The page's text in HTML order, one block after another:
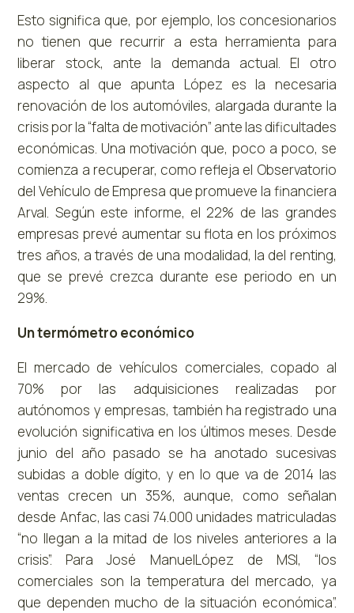
Esto significa que, por ejemplo, los concesionarios
no tienen que recurrir a esta herramienta para
liberar stock, ante la demanda actual. El otro
aspecto al que apunta López es la necesaria
renovación de los automóviles, alargada durante la
crisis por la “falta de motivación” ante las dificultades
económicas. Una motivación que, poco a poco, se
comienza a recuperar, como refleja el Observatorio
del Vehículo de Empresa que promueve la financiera
Arval. Según este informe, el 22% de las grandes
empresas prevé aumentar su flota en los próximos
tres años, a través de una modalidad, la del renting,
que se prevé crezca durante ese periodo en un
29%.
Un termómetro económico
El mercado de vehículos comerciales, copado al
70% por las adquisiciones realizadas por
autónomos y empresas, también ha registrado una
evolución significativa en los últimos meses. Desde
junio del año pasado se ha anotado sucesivas
subidas a doble dígito, y en lo que va de 2014 las
ventas crecen un 35%, aunque, como señalan
desde Anfac, las casi 74.000 unidades matriculadas
“no llegan a la mitad de los niveles anteriores a la
crisis”. Para José ManuelLópez de MSI, “los
comerciales son la temperatura del mercado, ya
que dependen mucho de la situación económica”.